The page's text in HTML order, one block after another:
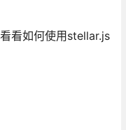
看如何使用stellar.js